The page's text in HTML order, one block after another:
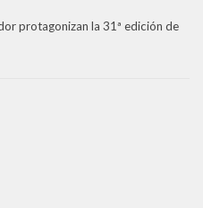
protagonizan la 31ª edición de